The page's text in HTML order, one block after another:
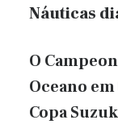
Náuticas
O
Oceano
Copa